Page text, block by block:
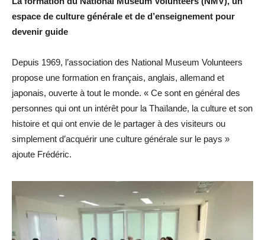
espace de culture générale et de d’enseignement pour
devenir guide
Depuis 1969, l’association des National Museum Volunteers
propose une formation en français, anglais, allemand et
japonais, ouverte à tout le monde. « Ce sont en général des
personnes qui ont un intérêt pour la Thaïlande, la culture et son
histoire et qui ont envie de le partager à des visiteurs ou
simplement d’acquérir une culture générale sur le pays »
ajoute Frédéric.